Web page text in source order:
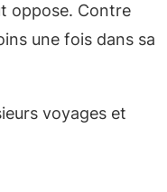
oppose. Contre
une fois dans sa
voyages et